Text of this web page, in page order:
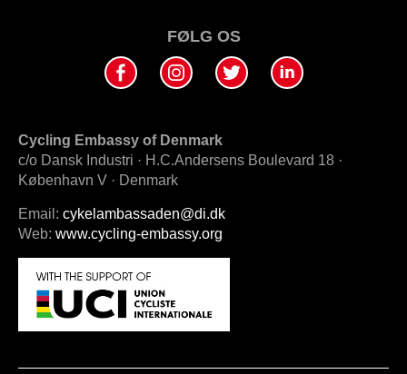
FØLG OS
Cycling Embassy of Denmark
c/o Dansk Industri · H.C.Andersens Boulevard 18 ·
København V · Denmark
Email: cykelambassaden@di.dk
Web: www.cycling-embassy.org